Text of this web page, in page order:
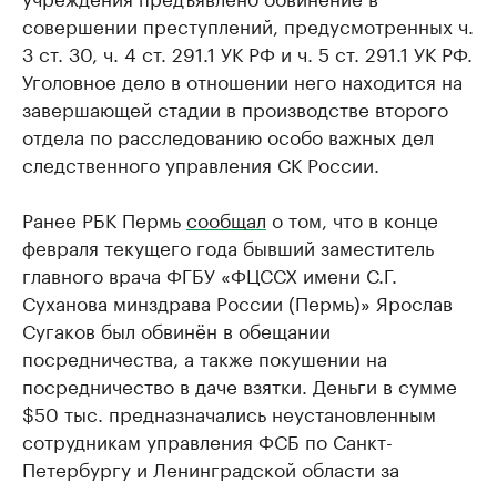
совершении преступлений, предусмотренных ч.
3 ст. 30, ч. 4 ст. 291.1 УК РФ и ч. 5 ст. 291.1 УК РФ.
Уголовное дело в отношении него находится на
завершающей стадии в производстве второго
отдела по расследованию особо важных дел
следственного управления СК России.
Ранее РБК Пермьсообщал о том, что в конце
февраля текущего года бывший заместитель
главного врача ФГБУ «ФЦССХ имени С.Г.
Суханова минздрава России (Пермь)» Ярослав
Сугаков был обвинён в обещании
посредничества, а также покушении на
посредничество в даче взятки. Деньги в сумме
$50 тыс. предназначались неустановленным
сотрудникам управления ФСБ по Санкт-
Петербургу и Ленинградской области за